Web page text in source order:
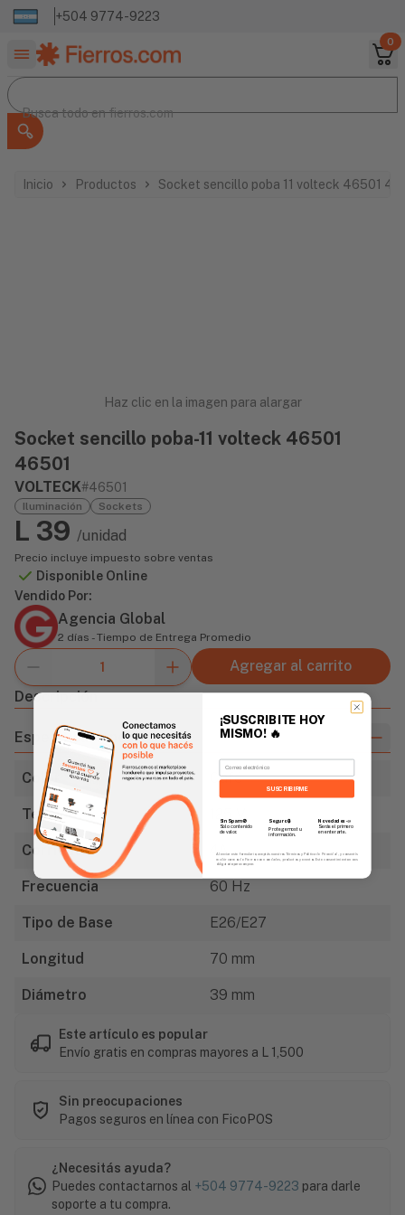
+504 9774-9223
0
Buscar productos
Busca todo en
Busca todo enfierros.com
Inicio Productos Socket sencillo poba 11 volteck 46501
Haz clic en la imagen para alargar
Socket sencillo poba-11 volteck 46501
46501
VOLTECK#46501
Iluminación Sockets
L 39 /unidad
Precio incluye impuesto sobre ventas
Disponible Online
Vendido Por:
Agencia Global
2 días - Tiempo de Entrega Promedio
Agregar al carrito
Descripción
Especificaciones
Color Café
Tensión
Corriente 4A
Frecuencia 60 Hz
Tipo de Base E26/E27
Longitud 70 mm
Diámetro 39 mm
Este artículo es popular
Envío gratis en compras mayores a L 1,500
Sin preocupaciones
Pagos seguros en línea con FicoPOS
¿Necesitás ayuda?
Puedes contactarnos al +504 9774-9223 para darle
soporte a tu compra.
¡SUSCRIBITE HOY
MISMO! 🔥
Email
SUSCRIBIRME
Sin Spam 🚫
Solo contenido
de valor.
Seguro 🔒
Protegemos tu
información.
Novedades📣
Serás el primero
en enterarte.
Al enviar este formulario, aceptás nuestros Términos y Política de Privacidad, y consentís
recibir correos de Fierros con novedades, productos y eventos. Este consentimiento no es
obligatorio para comprar.